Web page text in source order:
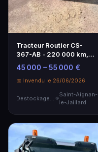
Tracteur Routier CS-
367-AB - 220 000 km,
Diesel, Bon État
45 000 – 55 000 €
📅 Invendu le 26/06/2026
Destockage & Invendus
Saint-Aignan-
le-Jaillard